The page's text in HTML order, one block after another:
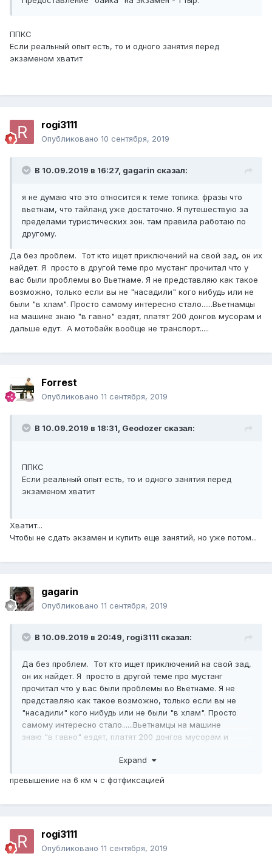
ППКС
Если реальный опыт есть, то и одного занятия перед
экзаменом хватит
rogi3111
Опубликовано 10 сентября, 2019
В 10.09.2019 в 16:27, gagarin сказал:
я не думаю что это относится к теме топика. фразы что
вьетнам, что тайланд уже достаточно. Я путешествую за
пределами туристических зон. там правила работаю по
другому.
Да без проблем. Тот кто ищет приключений на свой зад, он их
найдет. Я просто в другой теме про мустанг прочитал что у
вас были проблемы во Вьетнаме. Я не представляю как такое
возможно, только если вы не "насадили" кого нибудь или не
были "в хлам". Просто самому интересно стало......Вьетнамцы
на машине знаю "в гавно" ездят, платят 200 донгов мусорам и
дальше едут. А мотобайк вообще не транспорт.....
Forrest
Опубликовано 11 сентября, 2019
В 10.09.2019 в 18:31, Geodozer сказал:
ППКС
Если реальный опыт есть, то и одного занятия перед
экзаменом хватит
Хватит...
Чтобы не сдать экзамен и купить еще занятий, но уже потом...
gagarin
Опубликовано 11 сентября, 2019
В 10.09.2019 в 20:49, rogi3111 сказал:
Да без проблем. Тот кто ищет приключений на свой зад,
он их найдет. Я просто в другой теме про мустанг
прочитал что у вас были проблемы во Вьетнаме. Я не
представляю как такое возможно, только если вы не
"насадили" кого нибудь или не были "в хлам". Просто
самому интересно стало......Вьетнамцы на машине
знаю "в гавно" ездят, платят 200 донгов мусорам и
Expand
превышение на 6 км ч с фотфиксацией
rogi3111
Опубликовано 11 сентября, 2019